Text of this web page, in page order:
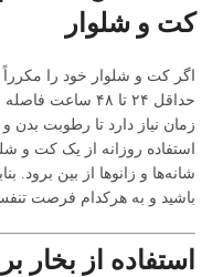
کت و شلوار
اگر کت و شلوار خود را مکرراً
حداقل ۲۴ تا ۴۸
زمان نیاز دارد تا رطوبت بدن
استفاده روزانه از یک کت و
شانه‌ها و زانوها از بین برود.
باشید و به هرکدام فرصت
استفاده از بخار